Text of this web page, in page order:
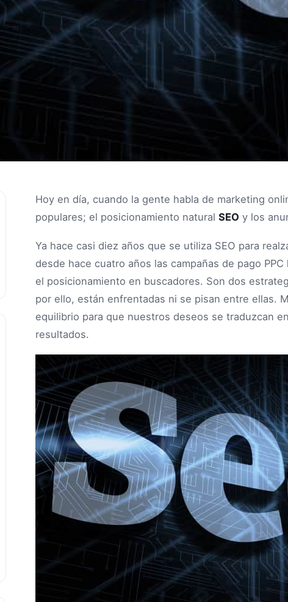
Hoy en día, cuando la gente habla de marketing
populares; el posicionamiento natural SEO y los
Ya hace casi diez años que se utiliza SEO para
desde hace cuatro años las campañas de pago
el posicionamiento en buscadores. Son dos
por ello, están enfrentadas ni se pisan entre ellas.
equilibrio para que nuestros deseos se traduzcan
resultados.